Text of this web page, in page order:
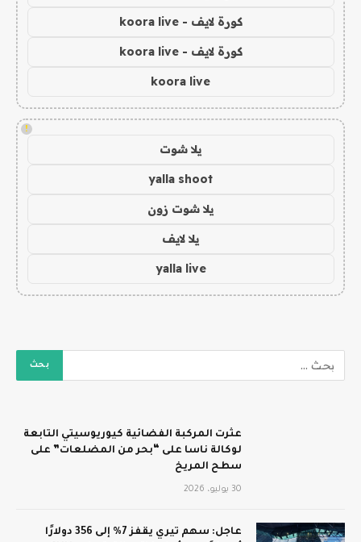
كورة لايف - koora live
كورة لايف - koora live
koora live
!
يلا شوت
yalla shoot
يلا شوت زون
يلا لايف
yalla live
عثرت المركبة الفضائية كيوريوسيتي التابعة
لوكالة ناسا على “بحر من المضلعات” على
سطح المريخ
30 يوليو، 2026
عاجل: سهم تيري يقفز 7% إلى 356 دولارًا